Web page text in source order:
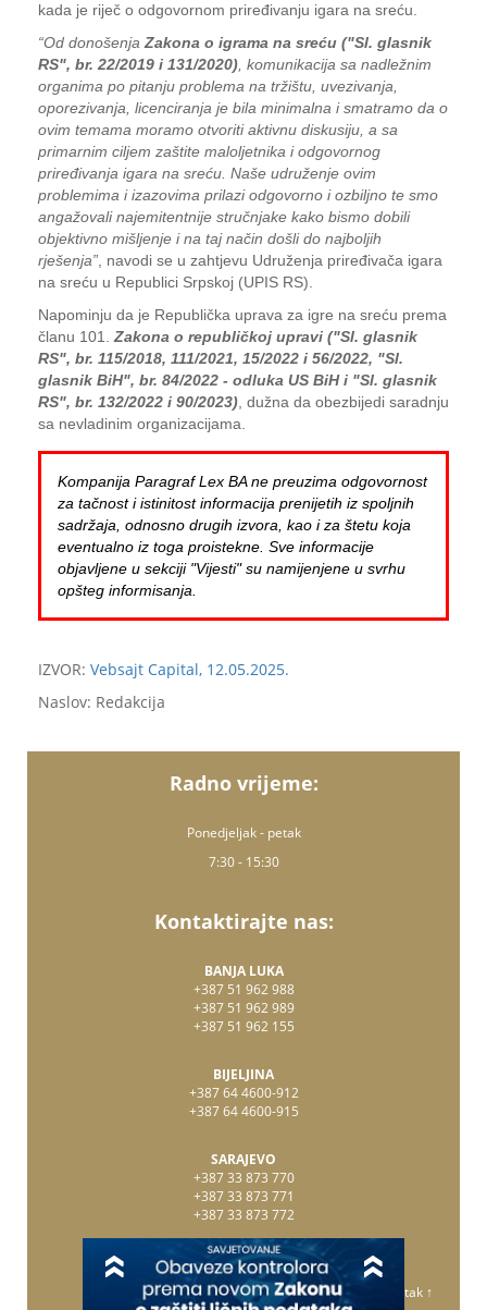
kada je riječ o odgovornom priređivanju igara na sreću.
“Od donošenja Zakona o igrama na sreću ("Sl. glasnik
RS", br. 22/2019 i 131/2020) , komunikacija sa nadležnim
organima po pitanju problema na tržištu, uvezivanja,
oporezivanja, licenciranja je bila minimalna i smatramo da o
ovim temama moramo otvoriti aktivnu diskusiju, a sa
primarnim ciljem zaštite maloljetnika i odgovornog
priređivanja igara na sreću. Naše udruženje ovim
problemima i izazovima prilazi odgovorno i ozbiljno te smo
angažovali najemitentnije stručnjake kako bismo dobili
objektivno mišljenje i na taj način došli do najboljih
rješenja” , navodi se u zahtjevu Udruženja priređivača igara
na sreću u Republici Srpskoj (UPIS RS).
Napominju da je Republička uprava za igre na sreću prema
članu 101. Zakona o republičkoj upravi ("Sl. glasnik
RS", br. 115/2018, 111/2021, 15/2022 i 56/2022, "Sl.
glasnik BiH", br. 84/2022 - odluka US BiH i "Sl. glasnik
RS", br. 132/2022 i 90/2023) , dužna da obezbijedi saradnju
sa nevladinim organizacijama.
Kompanija Paragraf Lex BA ne preuzima odgovornost
za tačnost i istinitost informacija prenijetih iz spoljnih
sadržaja, odnosno drugih izvora, kao i za štetu koja
eventualno iz toga proistekne. Sve informacije
objavljene u sekciji "Vijesti" su namijenjene u svrhu
opšteg informisanja.
IZVOR: Vebsajt Capital, 12.05.2025.
Naslov: Redakcija
Radno vrijeme:
Ponedjeljak - petak
7:30 - 15:30
Kontaktirajte nas:
BANJA LUKA
+387 51 962 988
+387 51 962 989
+387 51 962 155
BIJELJINA
+387 64 4600-912
+387 64 4600-915
SARAJEVO
+387 33 873 770
+387 33 873 771
+387 33 873 772
Vrati se na početak ↑